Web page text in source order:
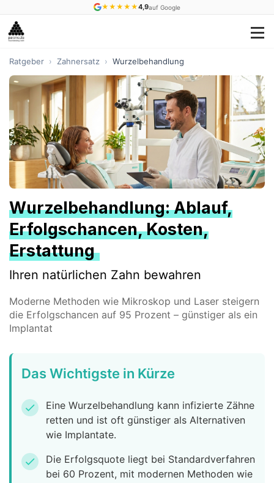
★ ★ ★ ★ ★4,9auf Google
Ratgeber › Zahnersatz › Wurzelbehandlung
Wurzelbehandlung: Ablauf,
Erfolgschancen, Kosten,
Erstattung
Ihren natürlichen Zahn bewahren
Moderne Methoden wie Mikroskop und Laser steigern
die Erfolgschancen auf 95 Prozent – günstiger als ein
Implantat
Das Wichtigste in Kürze
check
Eine Wurzelbehandlung kann infizierte Zähne
retten und ist oft günstiger als Alternativen
wie Implantate.
check
Die Erfolgsquote liegt bei Standardverfahren
bei 60 Prozent, mit modernen Methoden wie